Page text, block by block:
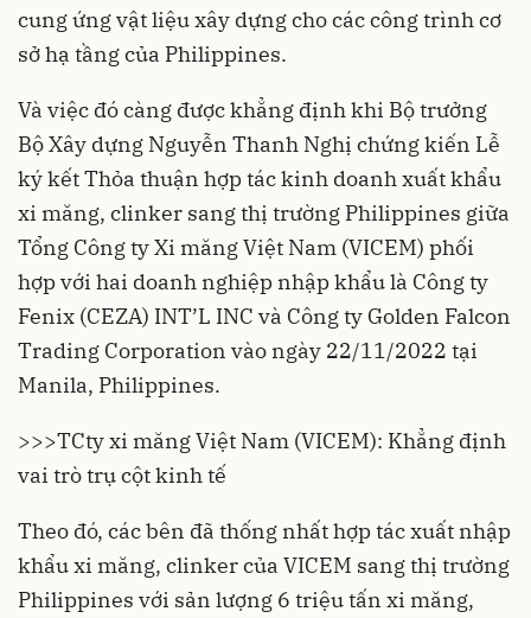
cung ứng vật liệu xây dựng cho các công trình cơ
sở hạ tầng của Philippines.
Và việc đó càng được khẳng định khi Bộ trưởng
Bộ Xây dựng Nguyễn Thanh Nghị chứng kiến Lễ
ký kết Thỏa thuận hợp tác kinh doanh xuất khẩu
xi măng, clinker sang thị trường Philippines giữa
Tổng Công ty Xi măng Việt Nam (VICEM) phối
hợp với hai doanh nghiệp nhập khẩu là Công ty
Fenix (CEZA) INT’L INC và Công ty Golden Falcon
Trading Corporation vào ngày 22/11/2022 tại
Manila, Philippines.
>>>TCty xi măng Việt Nam (VICEM): Khẳng định
vai trò trụ cột kinh tế
Theo đó, các bên đã thống nhất hợp tác xuất nhập
khẩu xi măng, clinker của VICEM sang thị trường
Philippines với sản lượng 6 triệu tấn xi măng,